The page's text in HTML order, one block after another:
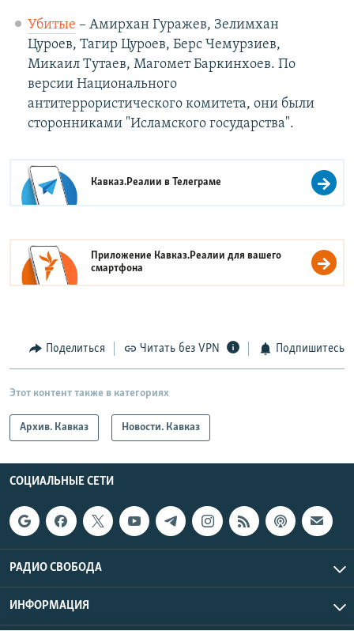
Убитые – Амирхан Гуражев, Зелимхан
Цуроев, Тагир Цуроев, Берс Чемурзиев,
Микаил Тутаев, Магомет Баркинхоев. По
версии Национального
антитеррористического комитета, они были
сторонниками "Исламского государства".
Кавказ.Реалии вТелеграме
Приложение Кавказ.Реалии для вашего
смартфона
Поделиться Читать без VPN Подпишитесь
Этот контент также в категориях
Архив. Кавказ Новости. Кавказ
СОЦИАЛЬНЫЕ СЕТИ
РАДИО СВОБОДА
ИНФОРМАЦИЯ